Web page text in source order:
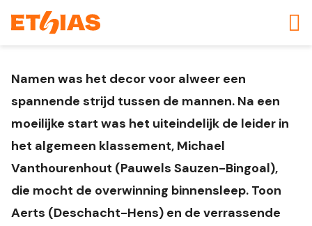
Namen was het decor voor alweer een
spannende strijd tussen de mannen. Na een
moeilijke start was het uiteindelijk de leider in
het algemeen klassement, Michael
Vanthourenhout (Pauwels Sauzen-Bingoal),
die mocht de overwinning binnensleep. Toon
Aerts (Deschacht-Hens) en de verrassende